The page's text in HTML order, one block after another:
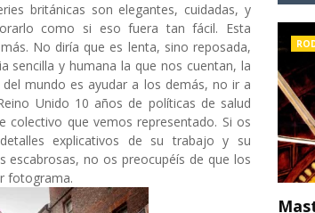
británicas son elegantes, cuidadas, y
como si eso fuera tan fácil. Esta
No diría que es lenta, sino reposada,
sencilla y humana la que nos cuentan, la
mundo es ayudar a los demás, no ir a
Unido 10 años de políticas de salud
colectivo que vemos representado. Si os
explicativos de su trabajo y su
escabrosas, no os preocupéís de que los
fotograma.